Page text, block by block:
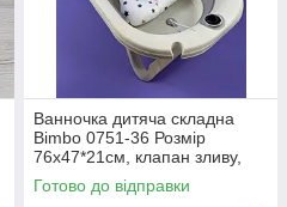
Ванночка дитяча складна
Bimbo 0751-36 Розмір
76х47*21см, клапан зливу,
розкладні ніжки, електронний
датчик температури, матрац
Готово до відправки